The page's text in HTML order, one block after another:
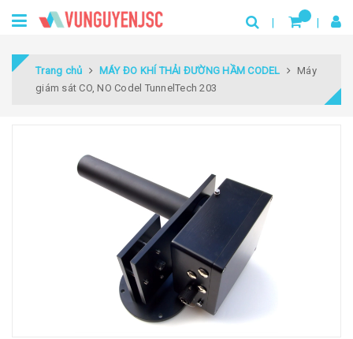
Trang chủ MÁY ĐO KHÍ THẢI ĐƯỜNG HẦM CODEL
Máy
giám sát CO, NO Codel TunnelTech 203